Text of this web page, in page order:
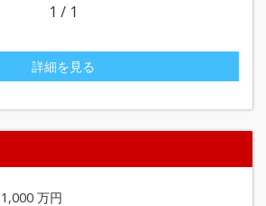
1 / 1
詳細を見る
1,000 万円